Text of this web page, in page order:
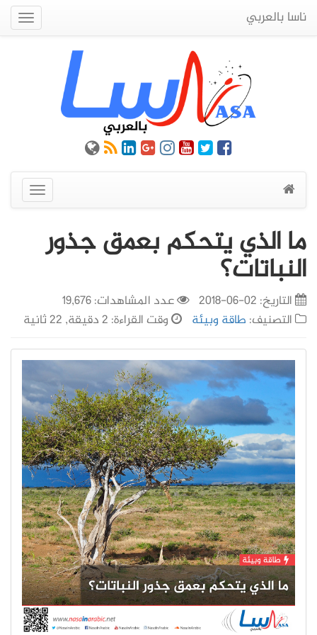
ناسا بالعربي
عرض
القائمة
ما الذي يتحكم بعمق جذور
النباتات؟
التاريخ: 02-06-2018
عدد المشاهدات: 19,676
التصنيف: طاقة وبيئة وقت القراءة: 2 دقيقة, 22 ثانية